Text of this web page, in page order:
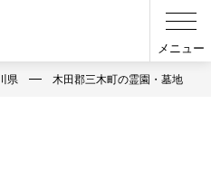
メニュー
県 木田郡三木町の霊園・墓地・お